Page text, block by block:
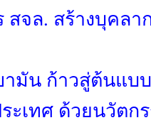
สจล. สร้างบุคล
ามัน ก้าวสู่ต้นแบบ
ะเทศ ด้วยนวัต